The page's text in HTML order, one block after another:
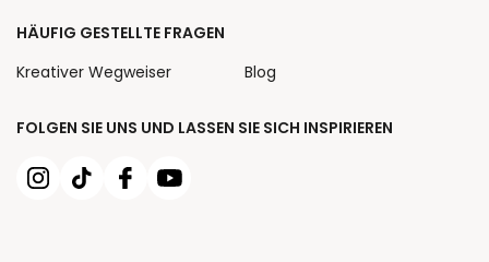
FOLGEN SIE UNS UND LASSEN SIE SICH INSPIRIEREN
HÄUFIG GESTELLTE FRAGEN
Kreativer Wegweiser
Blog